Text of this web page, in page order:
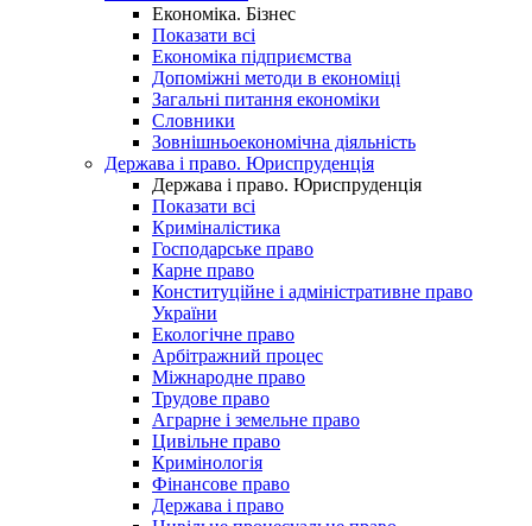
Економіка. Бізнес
Показати всі
Економіка підприємства
Допоміжні методи в економіці
Загальні питання економіки
Словники
Зовнішньоекономічна діяльність
Держава і право. Юриспруденція
Держава і право. Юриспруденція
Показати всі
Криміналістика
Господарське право
Карне право
Конституційне і адміністративне право
України
Екологічне право
Арбітражний процес
Міжнародне право
Трудове право
Аграрне і земельне право
Цивільне право
Кримінологія
Фінансове право
Держава і право